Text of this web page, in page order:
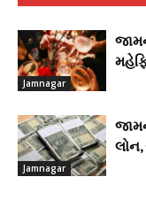
Jamnagar
Jamnagar
લોન,